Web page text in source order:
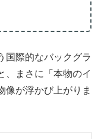
国際的なバックグラ
、まさに「本物のイ
像が浮かび上がりま